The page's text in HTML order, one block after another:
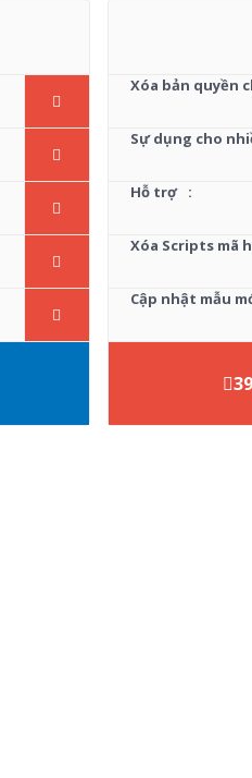
Xóa bản quyền
Sự dụng cho
Hỗ trợ :
Xóa Scripts mã
Cập nhật mẫu